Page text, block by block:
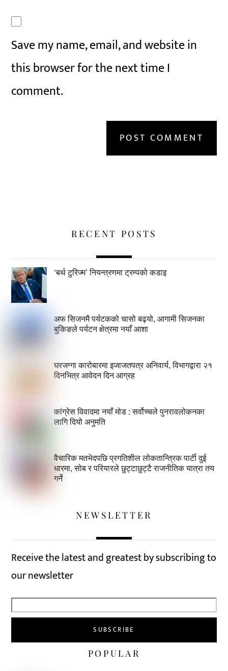
Save my name, email, and website in
this browser for the next time I
comment.
RECENT POSTS
‘बर्थ टुरिज्म’ नियन्त्रणमा ट्रम्पको कडाइ
अफ सिजनमै पर्यटकको चासो बढ्यो, आगामी सिजनका
बुकिङले पर्यटन क्षेत्रमा नयाँ आशा
घरजग्गा कारोबारमा इजाजतपत्र अनिवार्य, विभागद्वारा २१
दिनभित्र आवेदन दिन आग्रह
कांग्रेस विवादमा नयाँ मोड : सर्वोच्चले पुनरावलोकनका
लागि दियो अनुमति
वैचारिक मतभेदपछि प्रगतिशील लोकतान्त्रिक पार्टी दुई
धारमा, सोब र परियारले छुट्टाछुट्टै राजनीतिक यात्रा तय
गर्ने
NEWSLETTER
Receive the latest and greatest by subscribing to
our newsletter
POPULAR